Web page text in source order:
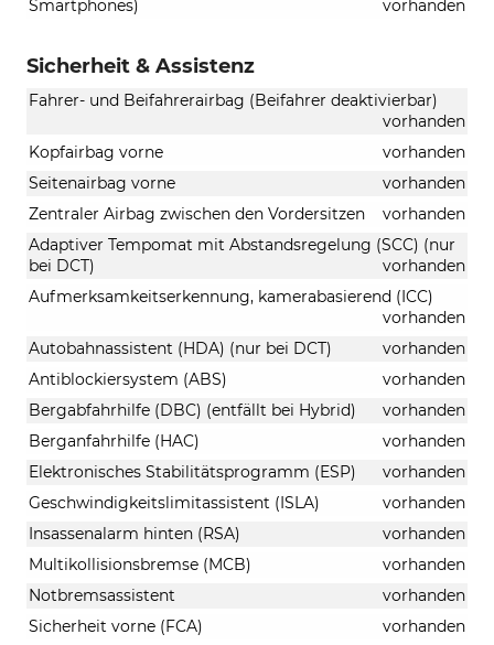
Smartphones) vorhanden
Sicherheit & Assistenz
Fahrer- und Beifahrerairbag (Beifahrer deaktivierbar)
vorhanden
Kopfairbag vorne
vorhanden
Seitenairbag vorne
vorhanden
Zentraler Airbag zwischen den Vordersitzen
vorhanden
Adaptiver Tempomat mit Abstandsregelung (SCC) (nur
bei DCT)
vorhanden
Aufmerksamkeitserkennung, kamerabasierend (ICC)
vorhanden
Autobahnassistent (HDA) (nur bei DCT)
vorhanden
Antiblockiersystem (ABS)
vorhanden
Bergabfahrhilfe (DBC) (entfällt bei Hybrid)
vorhanden
Berganfahrhilfe (HAC)
vorhanden
Elektronisches Stabilitätsprogramm (ESP)
vorhanden
Geschwindigkeitslimitassistent (ISLA)
vorhanden
Insassenalarm hinten (RSA)
vorhanden
Multikollisionsbremse (MCB)
vorhanden
Notbremsassistent
vorhanden
Sicherheit vorne (FCA)
vorhanden